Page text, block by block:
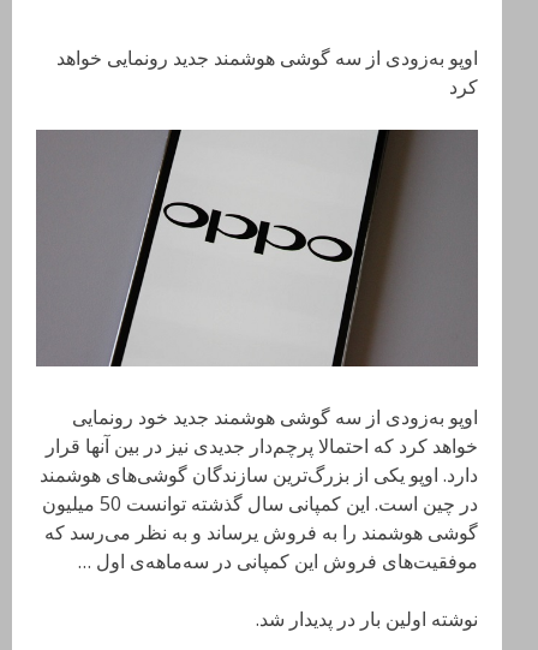
اوپو به‌زودی از سه گوشی هوشمند جدید رونمایی خواهد
کرد
اوپو به‌زودی از سه گوشی هوشمند جدید خود رونمایی
خواهد کرد که احتمالا پرچم‌دار جدیدی نیز در بین آنها قرار
دارد. اوپو یکی از بزرگ‌ترین سازندگان گوشی‌های هوشمند
در چین است. این کمپانی سال گذشته توانست 50 میلیون
گوشی هوشمند را به فروش یرساند و به نظر می‌رسد که
موفقیت‌های فروش این کمپانی در سه‌ماهه‌ی اول …
نوشته اولین بار در پدیدار شد.